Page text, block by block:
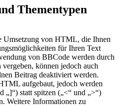
Thementypen
Umsetzung von HTML, die Ihnen
für Ihren Text
von BBCode werden durch
können jedoch auch
Beitrag deaktiviert werden.
aufgebaut, jedoch werden
„]“) statt spitzen („<“ und „>“)
Weitere Informationen zu